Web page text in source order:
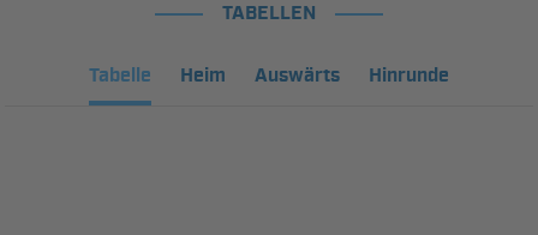
TABELLEN
Tabelle Heim Auswärts Hinrunde